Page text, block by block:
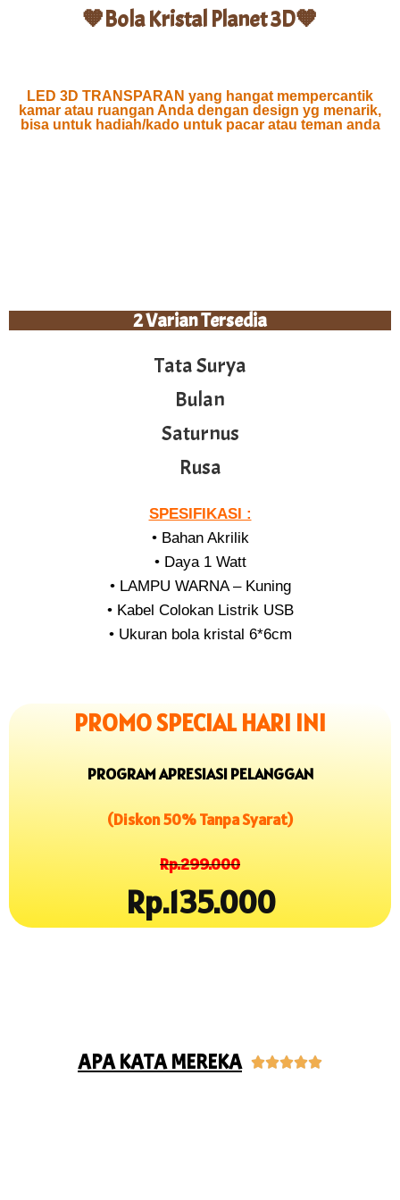
🧡Bola Kristal Planet 3D🧡
LED 3D TRANSPARAN yang hangat mempercantik
kamar atau ruangan Anda dengan design yg menarik,
bisa untuk hadiah/kado untuk pacar atau teman anda
2 Varian Tersedia
Tata Surya
Bulan
Saturnus
Rusa
SPESIFIKASI :
• Bahan Akrilik
• Daya 1 Watt
• LAMPU WARNA – Kuning
• Kabel Colokan Listrik USB
• Ukuran bola kristal 6*6cm
PROMO SPECIAL HARI INI
PROGRAM APRESIASI PELANGGAN
(Diskon 50% Tanpa Syarat)
Rp.299.000
Rp.135.000
APA KATA MEREKA 